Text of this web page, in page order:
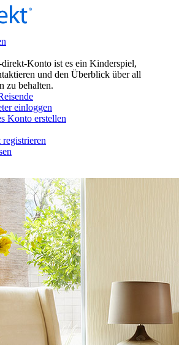
Konto ist es ein Kinderspiel,
und den Überblick über all
zu behalten.
einloggen
Konto erstellen